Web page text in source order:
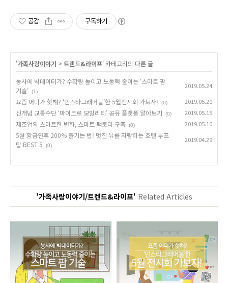
공감 구독하기
'가족사랑이야기 > 트렌드&라이프' 카테고리의 다른 글
농사에 빅데이터가? 수확량 높이고 노동력 줄이는 ‘스마트 팜
기술’ (1)
2019.05.24
요즘 어디가 핫해? ‘인스타그래머블’한 5월전시회 가보자! (0) 2019.05.20
신개념 교통수단 ‘마이크로 모빌리티’ 공유 플랫폼 알아보기 (0) 2019.05.15
제조업의 스마트한 변화, 스마트 팩토리 구축 (0) 2019.05.10
5월 황금연휴 200% 즐기는 법! 멋진 뷰를 자랑하는 호텔 루프
탑 BEST 5
(0)
2019.04.29
'가족사랑이야기/트렌드&라이프' Related Articles